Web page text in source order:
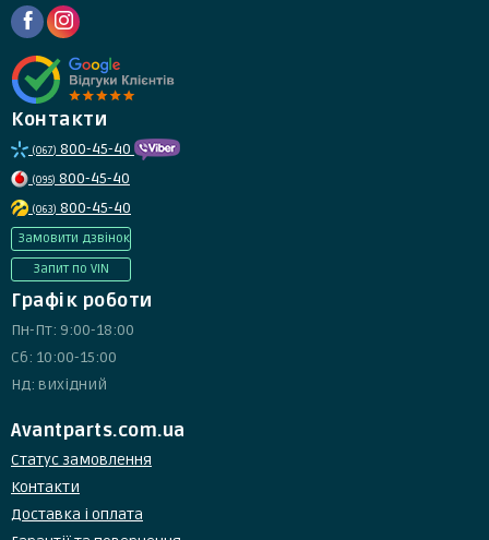
Контакти
(067) 800-45-40
(095) 800-45-40
(063) 800-45-40
Замовити дзвінок
Запит по VIN
Графік роботи
Пн-Пт: 9:00-18:00
Сб: 10:00-15:00
Нд: вихідний
Avantparts.com.ua
Статус замовлення
Контакти
Доставка і оплата